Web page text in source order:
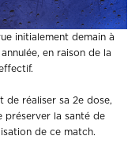
initialement demain à
en raison de la
de réaliser sa 2e dose,
préserver la santé de
de ce match.